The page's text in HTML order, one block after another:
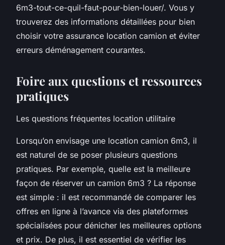
6m3-tout-ce-quil-faut-pour-bien-louer/. Vous y
trouverez des informations détaillées pour bien
choisir votre assurance location camion et éviter
erreurs déménagement courantes.
Foire aux questions et ressources
pratiques
Les questions fréquentes location utilitaire
Lorsqu’on envisage une location camion 6m3, il
est naturel de se poser plusieurs questions
pratiques. Par exemple, quelle est la meilleure
façon de réserver un camion 6m3 ? La réponse
est simple : il est recommandé de comparer les
offres en ligne à l’avance via des plateformes
spécialisées pour dénicher les meilleures options
et prix. De plus, il est essentiel de vérifier les